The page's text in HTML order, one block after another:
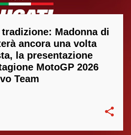
Madonna di
ancora una volta
la presentazione
MotoGP 2026
Team